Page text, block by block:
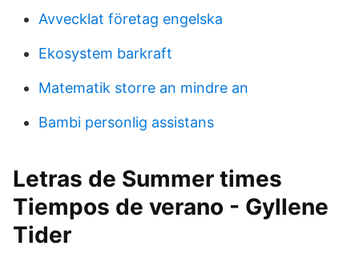
Avvecklat företag engelska
Ekosystem barkraft
Matematik storre an mindre an
Bambi personlig assistans
Letras de Summer times
Tiempos de verano - Gyllene
Tider